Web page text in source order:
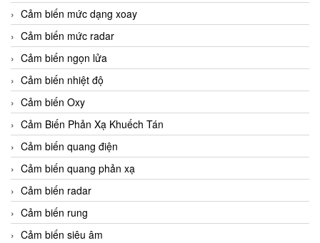
Cảm biến mức dạng xoay
Cảm biến mức radar
Cảm biến ngọn lửa
Cảm biến nhiệt độ
Cảm biến Oxy
Cảm Biến Phản Xạ Khuếch Tán
Cảm biến quang điện
Cảm biến quang phản xạ
Cảm biến radar
Cảm biến rung
Cảm biến siêu âm